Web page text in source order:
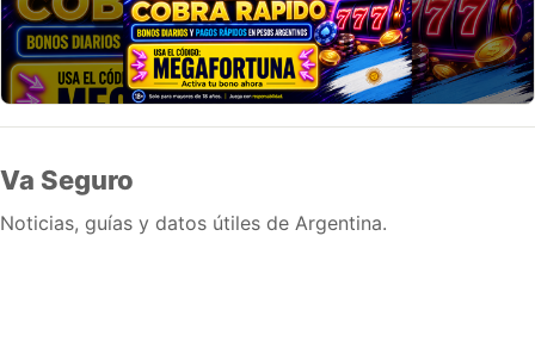
Va Seguro
Noticias, guías y datos útiles de Argentina.